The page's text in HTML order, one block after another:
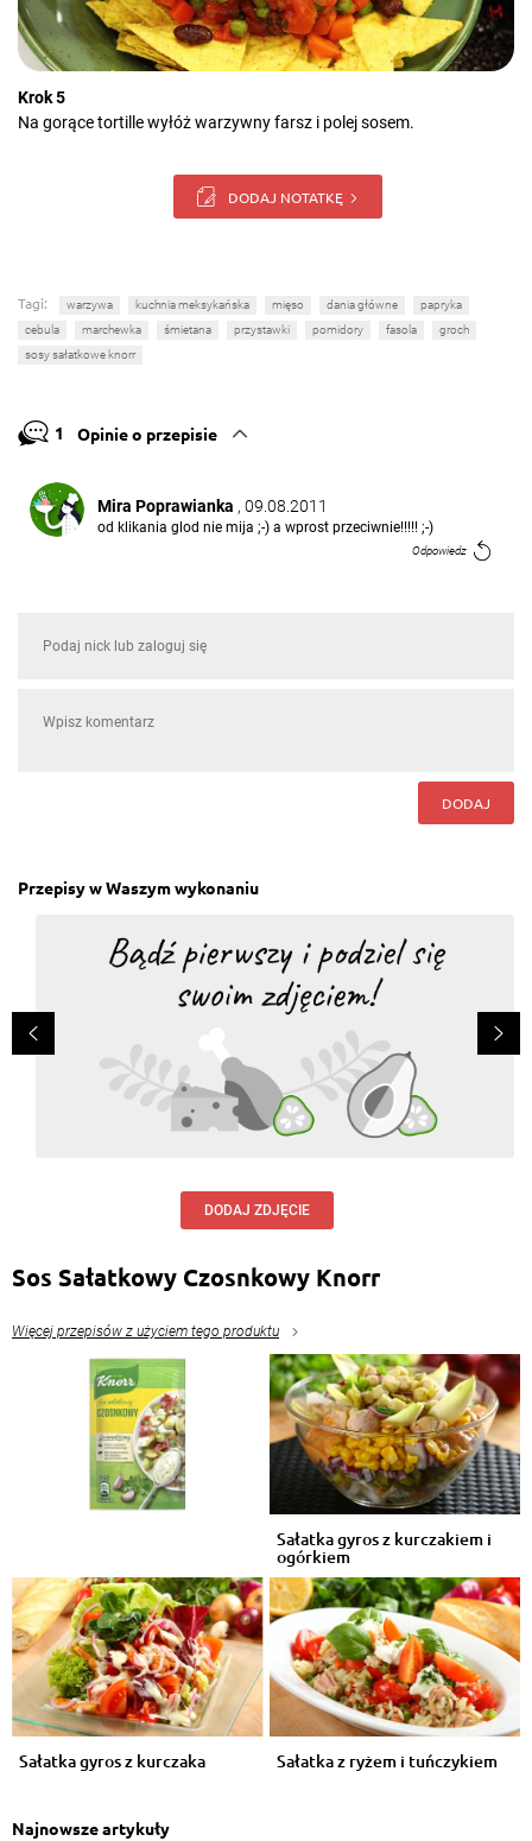
Krok 5
Na gorące tortille wyłóż warzywny farsz i polej sosem.
DODAJ NOTATKĘ
Tagi: warzywa kuchnia meksykańska mięso dania główne
papryka
cebula
marchewka śmietana przystawki pomidory fasola
groch
sosy sałatkowe knorr
1 Opinie o przepisie
Mira Poprawianka , 09.08.2011
od klikania glod nie mija ;-) a wprost przeciwnie!!!!! ;-)
Odpowiedz
DODAJ
Przepisy w Waszym wykonaniu
DODAJ ZDJĘCIE
Sos Sałatkowy Czosnkowy Knorr
Więcej przepisów z użyciem tego produktu
Sałatka gyros z kurczakiem i
ogórkiem
Sałatka gyros z kurczaka Sałatka z ryżem i tuńczykiem
Najnowsze artykuły